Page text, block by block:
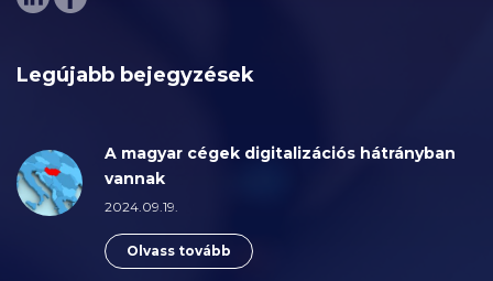
Legújabb bejegyzések
A magyar cégek digitalizációs hátrányban
vannak
2024.09.19.
Olvass tovább